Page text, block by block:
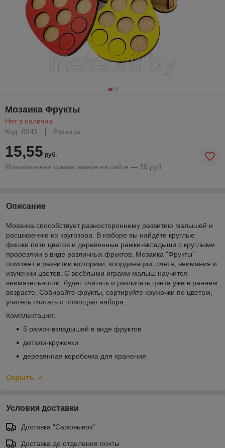
Мозаика Фрукты
Нет в наличии
Код: Л042
Розница
15,55 руб.
Минимальная сумма заказа на сайте — 30 руб.
Описание
Мозаика способствует разностороннему развитию малышей и
расширению их кругозора. В наборе вы найдёте круглые
фишки пяти цветов и деревянные рамки-вкладыши с круглыми
прорезями в виде различных фруктов. Мозаика "Фрукты"
поможет в развитии моторики, координации, счета, внимания и
изучении цветов. С весёлыми играми малыш научится
внимательности, будет считать и различать цвета уже в раннем
возрасте. Собирайте фрукты, сортируйте кружочки по цветам,
учитесь считать с помощью набора.
Комплектация:
5 рамок-вкладышей в виде фруктов
детали-кружочки
деревянная коробочка для хранения
Скрыть
Условия доставки
Доставка "Самовывоз"
Доставка до отделения почты